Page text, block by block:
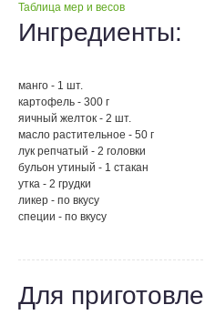
Таблица мер и весов
Ингредиенты:
манго - 1 шт.
картофель - 300 г
яичный желток - 2 шт.
масло растительное - 50 г
лук репчатый - 2 головки
бульон утиный - 1 стакан
утка - 2 грудки
ликер - по вкусу
специи - по вкусу
Для